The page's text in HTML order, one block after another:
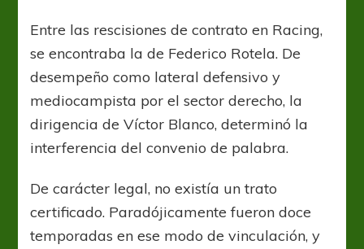
Entre las rescisiones de contrato en Racing,
se encontraba la de Federico Rotela. De
desempeño como lateral defensivo y
mediocampista por el sector derecho, la
dirigencia de Víctor Blanco, determinó la
interferencia del convenio de palabra.
De carácter legal, no existía un trato
certificado. Paradójicamente fueron doce
temporadas en ese modo de vinculación, y